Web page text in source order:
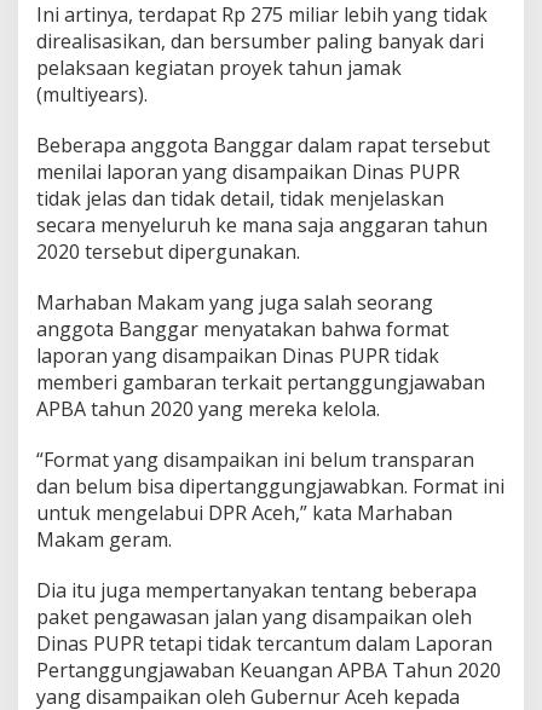
Ini artinya, terdapat Rp 275 miliar lebih yang tidak
direalisasikan, dan bersumber paling banyak dari
pelaksaan kegiatan proyek tahun jamak
(multiyears).
Beberapa anggota Banggar dalam rapat tersebut
menilai laporan yang disampaikan Dinas PUPR
tidak jelas dan tidak detail, tidak menjelaskan
secara menyeluruh ke mana saja anggaran tahun
2020 tersebut dipergunakan.
Marhaban Makam yang juga salah seorang
anggota Banggar menyatakan bahwa format
laporan yang disampaikan Dinas PUPR tidak
memberi gambaran terkait pertanggungjawaban
APBA tahun 2020 yang mereka kelola.
“Format yang disampaikan ini belum transparan
dan belum bisa dipertanggungjawabkan. Format ini
untuk mengelabui DPR Aceh,” kata Marhaban
Makam geram.
Dia itu juga mempertanyakan tentang beberapa
paket pengawasan jalan yang disampaikan oleh
Dinas PUPR tetapi tidak tercantum dalam Laporan
Pertanggungjawaban Keuangan APBA Tahun 2020
yang disampaikan oleh Gubernur Aceh kepada